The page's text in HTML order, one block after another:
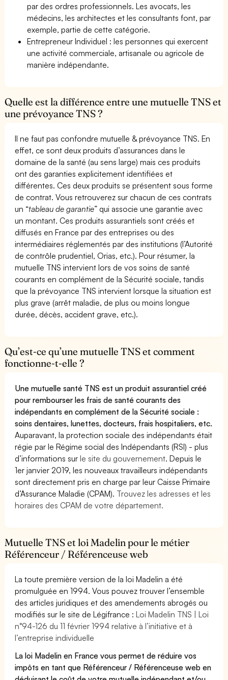
par des ordres professionnels. Les avocats, les
médecins, les architectes et les consultants font, par
exemple, partie de cette catégorie.
Entrepreneur Individuel : les personnes qui exercent
une activité commerciale, artisanale ou agricole de
manière indépendante.
Quelle est la différence entre une mutuelle TNS et
une prévoyance TNS ?
Il ne faut pas confondre mutuelle & prévoyance TNS. En
effet, ce sont deux produits d’assurances dans le
domaine de la santé (au sens large) mais ces produits
ont des garanties explicitement identifiées et
différentes. Ces deux produits se présentent sous forme
de contrat. Vous retrouverez sur chacun de ces contrats
un “tableau de garantie” qui associe une garantie avec
un montant. Ces produits assurantiels sont créés et
diffusés en France par des entreprises ou des
intermédiaires réglementés par des institutions (l’Autorité
de contrôle prudentiel, Orias, etc.). Pour résumer, la
mutuelle TNS intervient lors de vos soins de santé
courants en complément de la Sécurité sociale, tandis
que la prévoyance TNS intervient lorsque la situation est
plus grave (arrêt maladie, de plus ou moins longue
durée, décès, accident grave, etc.).
Qu’est-ce qu’une mutuelle TNS et comment
fonctionne-t-elle ?
Une mutuelle santé TNS est un produit assurantiel créé
pour rembourser les frais de santé courants des
indépendants en complément de la Sécurité sociale :
soins dentaires, lunettes, docteurs, frais hospitaliers, etc.
Auparavant, la protection sociale des indépendants était
régie par le Régime social des Indépendants (RSI) - plus
d’informations surle site du gouvernement. Depuis le
1er janvier 2019, les nouveaux travailleurs indépendants
sont directement pris en charge par leur Caisse Primaire
d’Assurance Maladie (CPAM). Trouvez les adresses et les
horaires des CPAM de votre département.
Mutuelle TNS et loi Madelin pour le métier
Référenceur / Référenceuse web
La toute première version de la loi Madelin a été
promulguée en 1994. Vous pouvez trouver l’ensemble
des articles juridiques et des amendements abrogés ou
modifiés sur le site de Légifrance :Loi Madelin TNS | Loi
n°94-126 du 11 février 1994 relative à l’initiative et à
l’entreprise individuelle
La loi Madelin en France vous permet de réduire vos
impôts en tant que Référenceur / Référenceuse web en